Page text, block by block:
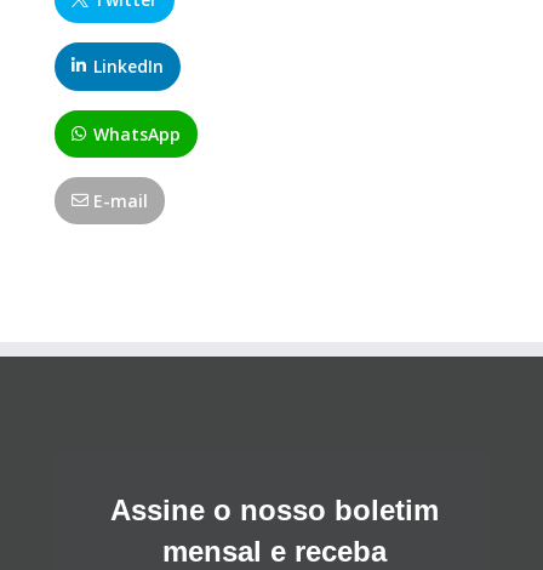
LinkedIn
WhatsApp
E-mail
Assine o nosso boletim
mensal e receba